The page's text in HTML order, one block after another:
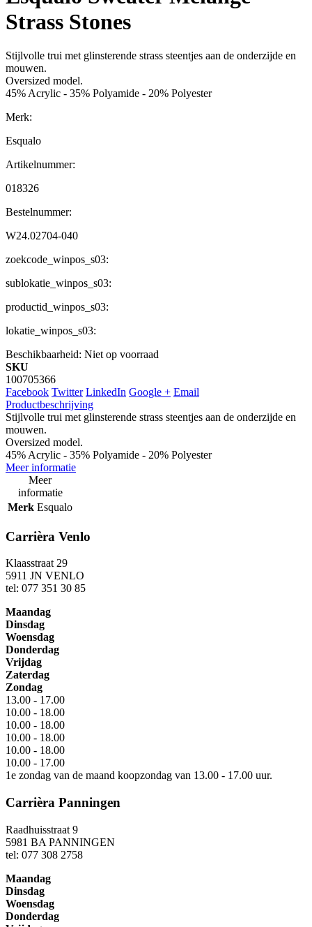
Strass Stones
Stijlvolle trui met glinsterende strass steentjes aan de onderzijde en
mouwen.
Oversized model.
45% Acrylic - 35% Polyamide - 20% Polyester
Merk:
Esqualo
Artikelnummer:
018326
Bestelnummer:
W24.02704-040
zoekcode_winpos_s03:
sublokatie_winpos_s03:
productid_winpos_s03:
lokatie_winpos_s03:
Beschikbaarheid: Niet op voorraad
SKU
100705366
Facebook Twitter LinkedIn Google + Email
Productbeschrijving
Stijlvolle trui met glinsterende strass steentjes aan de onderzijde en
mouwen.
Oversized model.
45% Acrylic - 35% Polyamide - 20% Polyester
Meer informatie
Meer
informatie
Merk Esqualo
Carrièra Venlo
Klaasstraat 29
5911 JN VENLO
tel: 077 351 30 85
Maandag
Dinsdag
Woensdag
Donderdag
Vrijdag
Zaterdag
Zondag
13.00 - 17.00
10.00 - 18.00
10.00 - 18.00
10.00 - 18.00
10.00 - 18.00
10.00 - 17.00
1e zondag van de maand koopzondag van 13.00 - 17.00 uur.
Carrièra Panningen
Raadhuisstraat 9
5981 BA PANNINGEN
tel: 077 308 2758
Maandag
Dinsdag
Woensdag
Donderdag